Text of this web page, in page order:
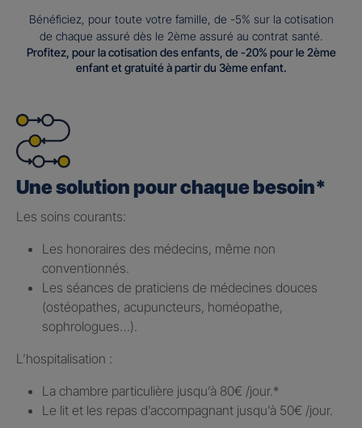
Bénéficiez, pour toute votre famille, de -5% sur la cotisation
de chaque assuré dès le 2ème assuré au contrat santé.
Profitez, pour la cotisation des enfants, de -20% pour le 2ème
enfant et gratuité à partir du 3ème enfant.
Une solution pour chaque besoin*
Les soins courants: ​
Les honoraires des médecins, même non
conventionnés.​
Les séances de praticiens de médecines douces
(ostéopathes, acupuncteurs, homéopathe,
sophrologues…).​
L’hospitalisation : ​
La chambre particulière jusqu’à 80€ /jour.​*
Le lit et les repas d’accompagnant jusqu’à 50€ /jour.​